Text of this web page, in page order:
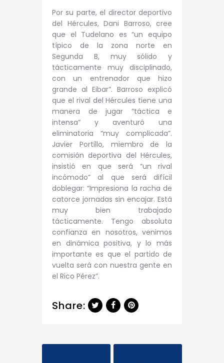
Por su parte, el director deportivo
del Hércules, Dani Barroso, cree
que el Tudelano es “un equipo
típico de la zona norte en
Segunda B, muy sólido y
tácticamente muy disciplinado,
con un entrenador que hizo
grande al Eibar”. Barroso explicó
que el rival del Hércules tiene una
manera de jugar “táctica e
intensa” y aventuró una
eliminatoria “muy complicada”.
Javier Portillo, miembro de la
comisión deportiva del Hércules,
insistió en que será “un rival
incómodo” al que será difícil
doblegar: “Impresiona la racha de
catorce jornadas sin encajar. Está
muy bien trabajado
tácticamente. Tengo absoluta
confianza en nosotros, venimos
en dinámica positiva, y lo más
importante es que el partido de
vuelta será con nuestra gente en
el Rico Pérez”.
Share: